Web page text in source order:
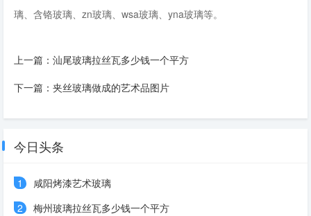
璃、含铬玻璃、zn玻璃、wsa玻璃、yna玻璃等。
上一篇： 汕尾玻璃拉丝瓦多少钱一个平方
下一篇： 夹丝玻璃做成的艺术品图片
今日头条
1
咸阳烤漆艺术玻璃
2
梅州玻璃拉丝瓦多少钱一个平方